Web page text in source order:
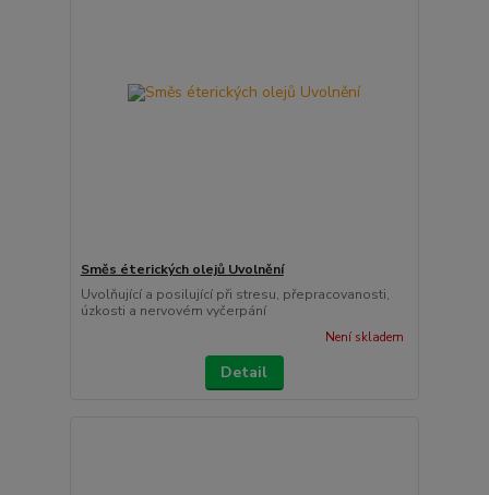
Směs éterických olejů Uvolnění
Uvolňující a posilující při stresu, přepracovanosti,
úzkosti a nervovém vyčerpání
Není skladem
Detail